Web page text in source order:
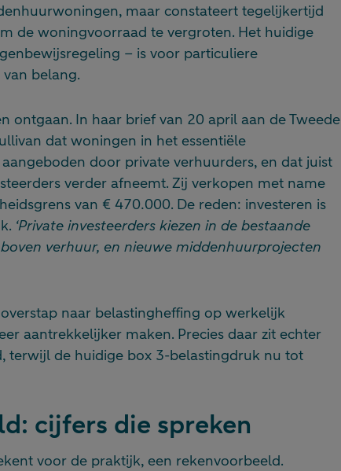
maar constateert tegelijkertijd
de woningvoorraad te vergroten. Het huidige
– is voor particuliere
belang.
ontgaan. In haar brief van 20 april aan de Tweede
dat woningen in het essentiële
door private verhuurders, en dat juist
verder afneemt. Zij verkopen met name
van € 470.000. De reden: investeren is
‘Private investeerders kiezen in de bestaande
verhuur, en nieuwe middenhuurprojecten
naar belastingheffing op werkelijk
aantrekkelijker maken. Precies daar zit echter
terwijl de huidige box 3-belastingdruk nu tot
cijfers die spreken
voor de praktijk, een rekenvoorbeeld.